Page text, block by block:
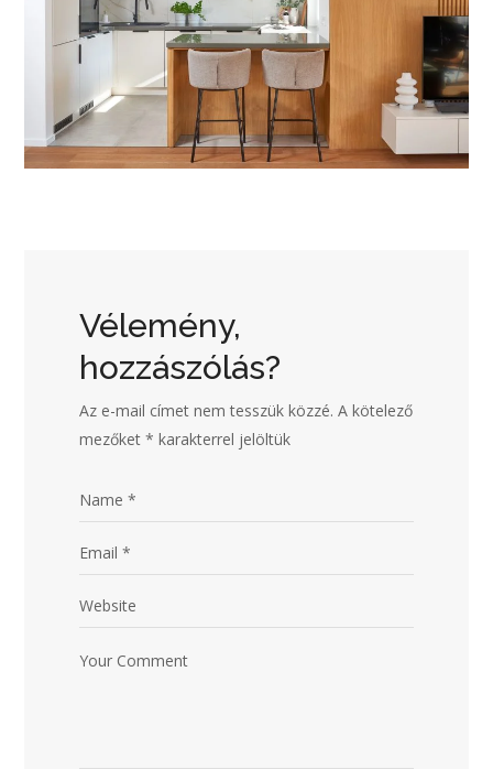
Vélemény,
hozzászólás?
Az e-mail címet nem tesszük közzé. A kötelező
mezőket* karakterrel jelöltük